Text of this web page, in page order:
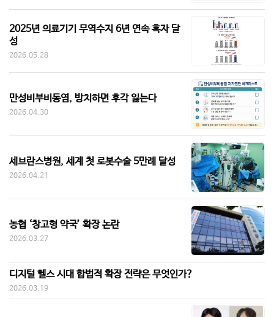
2025년 의료기기 무역수지 6년 연속 흑자 달
성
2026.05.28
만성비부비동염, 방치하면 후각 잃는다
2026.04.30
세브란스병원, 세계 첫 로봇수술 5만례 달성
2026.04.21
농협 ‘창고형 약국’ 확장 논란
2026.03.27
디지털 헬스 시대 합법적 확장 전략은 무엇인가?
2026.03.19